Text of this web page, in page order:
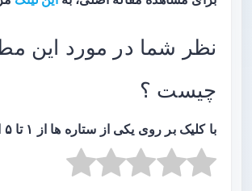
نظر شما در مورد این
چیست ؟
با کلیک بر روی یکی از ستاره ها از ۱ تا ۵ امتیاز دهید :